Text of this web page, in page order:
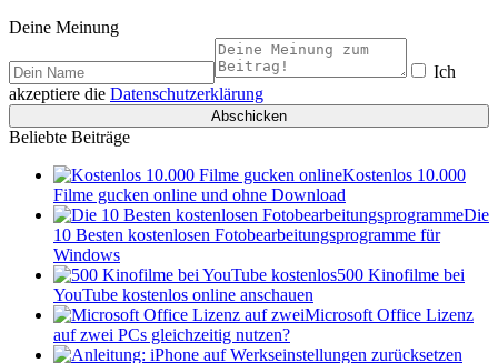
Deine Meinung
Ich
akzeptiere die Datenschutzerklärung
Beliebte Beiträge
Kostenlos 10.000
Filme gucken online und ohne Download
Die
10 Besten kostenlosen Fotobearbeitungsprogramme für
Windows
500 Kinofilme bei
YouTube kostenlos online anschauen
Microsoft Office Lizenz
auf zwei PCs gleichzeitig nutzen?